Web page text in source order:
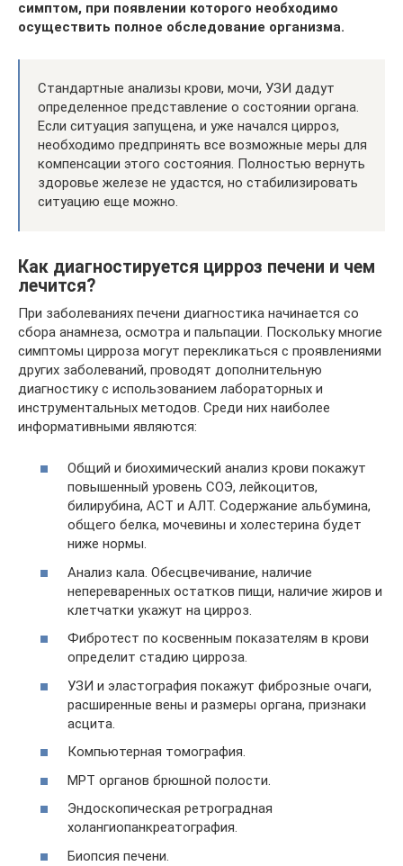
симптом, при появлении которого необходимо
осуществить полное обследование организма.
Стандартные анализы крови, мочи, УЗИ дадут
определенное представление о состоянии органа.
Если ситуация запущена, и уже начался цирроз,
необходимо предпринять все возможные меры для
компенсации этого состояния. Полностью вернуть
здоровье железе не удастся, но стабилизировать
ситуацию еще можно.
Как диагностируется цирроз печени и чем
лечится?
При заболеваниях печени диагностика начинается со
сбора анамнеза, осмотра и пальпации. Поскольку многие
симптомы цирроза могут перекликаться с проявлениями
других заболеваний, проводят дополнительную
диагностику с использованием лабораторных и
инструментальных методов. Среди них наиболее
информативными являются:
Общий и биохимический анализ крови покажут
повышенный уровень СОЭ, лейкоцитов,
билирубина, АСТ и АЛТ. Содержание альбумина,
общего белка, мочевины и холестерина будет
ниже нормы.
Анализ кала. Обесцвечивание, наличие
непереваренных остатков пищи, наличие жиров и
клетчатки укажут на цирроз.
Фибротест по косвенным показателям в крови
определит стадию цирроза.
УЗИ и эластография покажут фиброзные очаги,
расширенные вены и размеры органа, признаки
асцита.
Компьютерная томография.
МРТ органов брюшной полости.
Эндоскопическая ретроградная
холангиопанкреатография.
Биопсия печени.